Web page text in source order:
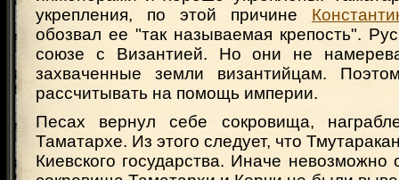
укрепления, по этой причине
обозвал ее "так называемая крепость".
союзе с Византией. Но они не
захваченные земли византийцам.
рассчитывать на помощь империи.
Песах вернул себе сокровища,
Таматархе. Из этого следует, что
Киевского государства. Иначе невозможно